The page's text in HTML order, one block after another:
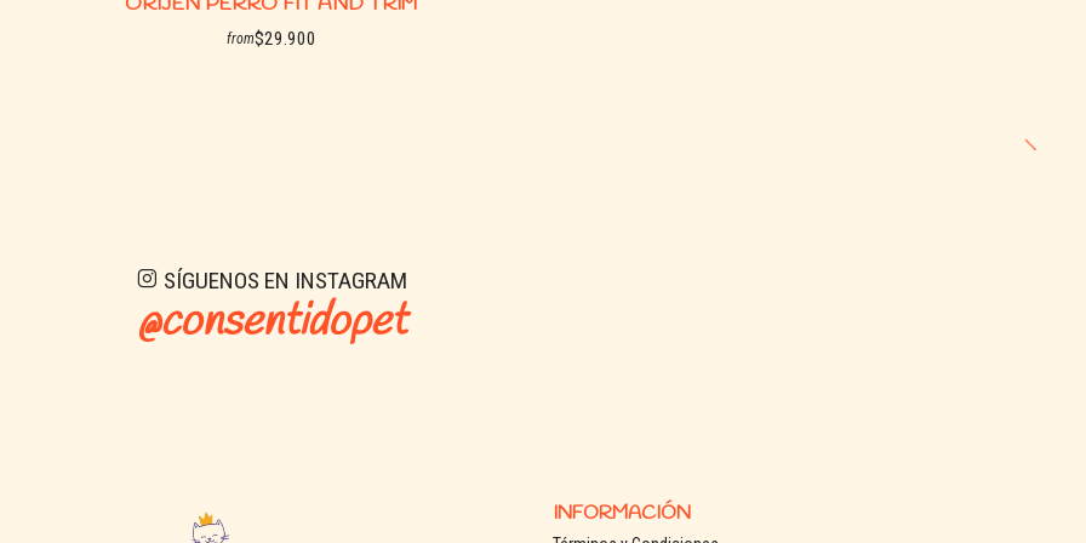
from$29.900
SÍGUENOS EN INSTAGRAM
@consentidopet
INFORMACIÓN